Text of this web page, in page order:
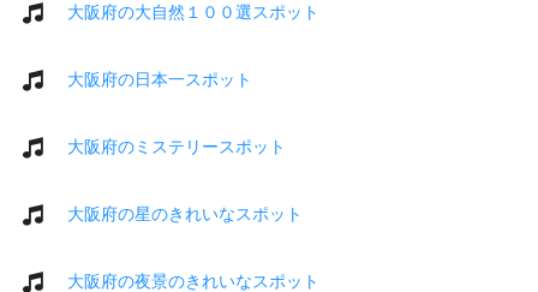
大阪府の大自然１００選スポット
大阪府の日本一スポット
大阪府のミステリースポット
大阪府の星のきれいなスポット
大阪府の夜景のきれいなスポット